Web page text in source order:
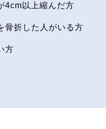
4cm以上縮んだ方
骨折した人がいる方
方